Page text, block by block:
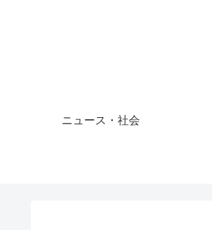
ニュース・社会